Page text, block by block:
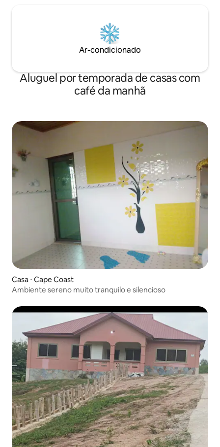
Ar-condicionado
Aluguel por temporada de casas com
café da manhã
Casa ⋅ Cape Coast
Ambiente sereno muito tranquilo e silencioso